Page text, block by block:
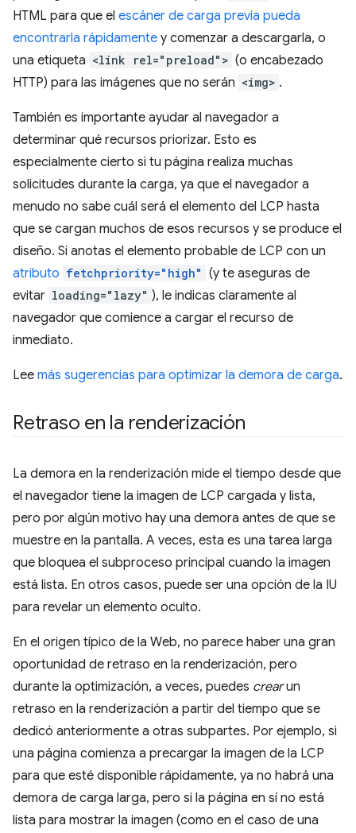
HTML para que el escáner de carga previa pueda
encontrarla rápidamente y comenzar a descargarla, o
una etiqueta <link rel="preload"> (o encabezado
HTTP) para las imágenes que no serán <img> .
También es importante ayudar al navegador a
determinar qué recursos priorizar. Esto es
especialmente cierto si tu página realiza muchas
solicitudes durante la carga, ya que el navegador a
menudo no sabe cuál será el elemento del LCP hasta
que se cargan muchos de esos recursos y se produce el
diseño. Si anotas el elemento probable de LCP con un
atributo fetchpriority="high" (y te aseguras de
evitar loading="lazy" ), le indicas claramente al
navegador que comience a cargar el recurso de
inmediato.
Lee más sugerencias para optimizar la demora de carga.
Retraso en la renderización
La demora en la renderización mide el tiempo desde que
el navegador tiene la imagen de LCP cargada y lista,
pero por algún motivo hay una demora antes de que se
muestre en la pantalla. A veces, esta es una tarea larga
que bloquea el subproceso principal cuando la imagen
está lista. En otros casos, puede ser una opción de la IU
para revelar un elemento oculto.
En el origen típico de la Web, no parece haber una gran
oportunidad de retraso en la renderización, pero
durante la optimización, a veces, puedes crearun
retraso en la renderización a partir del tiempo que se
dedicó anteriormente a otras subpartes. Por ejemplo, si
una página comienza a precargar la imagen de la LCP
para que esté disponible rápidamente, ya no habrá una
demora de carga larga, pero si la página en sí no está
lista para mostrar la imagen (como en el caso de una